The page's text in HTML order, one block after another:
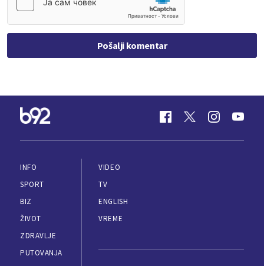
Pošalji komentar
INFO
SPORT
BIZ
ŽIVOT
ZDRAVLJE
PUTOVANJA
VIDEO
TV
ENGLISH
VREME